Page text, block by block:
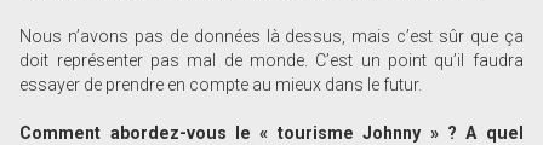
Nous n’avons pas de données là dessus, mais c’est sûr que ça
doit représenter pas mal de monde. C’est un point qu’il faudra
essayer de prendre en compte au mieux dans le futur.
Comment abordez-vous le « tourisme Johnny » ? A quel